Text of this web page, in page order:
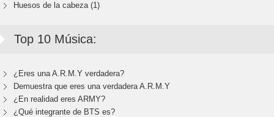
Huesos de la cabeza (1)
Top 10 Música:
¿Eres una A.R.M.Y verdadera?
Demuestra que eres una verdadera A.R.M.Y
¿En realidad eres ARMY?
¿Qué integrante de BTS es?